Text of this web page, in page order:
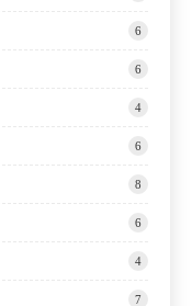
6
6
4
6
8
6
4
7